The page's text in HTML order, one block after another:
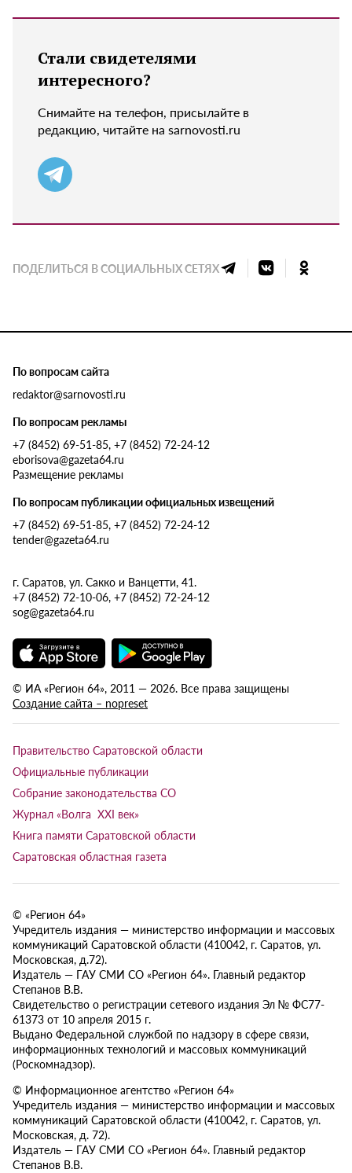
Стали свидетелями
интересного?
Снимайте на телефон, присылайте в
редакцию, читайте на sarnovosti.ru
ПОДЕЛИТЬСЯ В СОЦИАЛЬНЫХ СЕТЯХ
По вопросам сайта
redaktor@sarnovosti.ru
По вопросам рекламы
+7 (8452) 69-51-85, +7 (8452) 72-24-12
eborisova@gazeta64.ru
Размещение рекламы
По вопросам публикации официальных извещений
+7 (8452) 69-51-85, +7 (8452) 72-24-12
tender@gazeta64.ru
г. Саратов, ул. Сакко и Ванцетти, 41.
+7 (8452) 72-10-06, +7 (8452) 72-24-12
sog@gazeta64.ru
© ИА «Регион 64», 2011 — 2026. Все права защищены
Создание сайта – nopreset
Правительство Саратовской области
Официальные публикации
Собрание законодательства СО
Журнал «Волга XXI век»
Книга памяти Саратовской области
Саратовская областная газета
© «Регион 64»
Учредитель издания — министерство информации и массовых
коммуникаций Саратовской области (410042, г. Саратов, ул.
Московская, д.72).
Издатель — ГАУ СМИ СО «Регион 64». Главный редактор
Степанов В.В.
Свидетельство о регистрации сетевого издания Эл № ФС77-
61373 от 10 апреля 2015 г.
Выдано Федеральной службой по надзору в сфере связи,
информационных технологий и массовых коммуникаций
(Роскомнадзор).
© Информационное агентство «Регион 64»
Учредитель издания — министерство информации и массовых
коммуникаций Саратовской области (410042, г. Саратов, ул.
Московская, д. 72).
Издатель — ГАУ СМИ СО «Регион 64». Главный редактор
Степанов В.В.